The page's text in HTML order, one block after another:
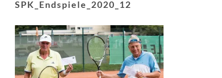
SPK_Endspiele_2020_12